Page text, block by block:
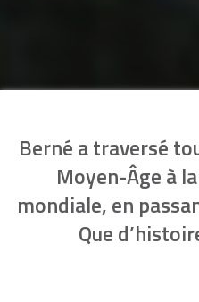
Berné a traversé
Moyen-Âge à
mondiale, en
Que